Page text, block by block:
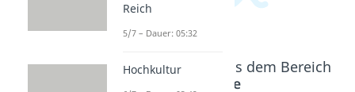
Beliebte Inhalte aus dem Bereich
Antike
Reich
5/7 – Dauer: 05:32
Hochkultur